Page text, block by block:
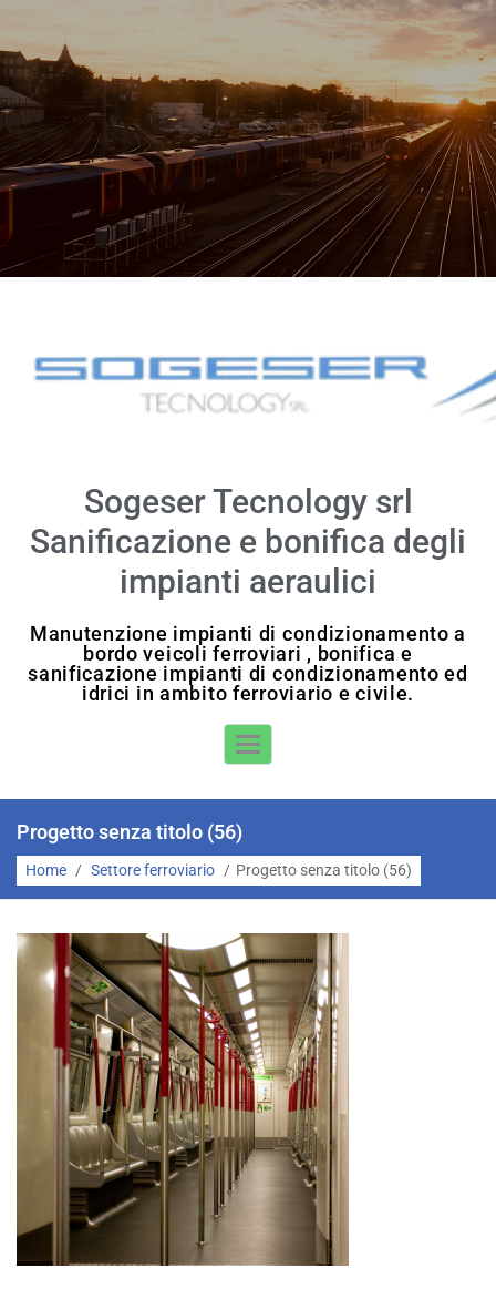
Sogeser Tecnology srl
Sanificazione e bonifica degli
impianti aeraulici
Manutenzione impianti di condizionamento a
bordo veicoli ferroviari , bonifica e
sanificazione impianti di condizionamento ed
idrici in ambito ferroviario e civile.
Toggle Navigation
Progetto senza titolo (56)
Home / Settore ferroviario / Progetto senza titolo (56)